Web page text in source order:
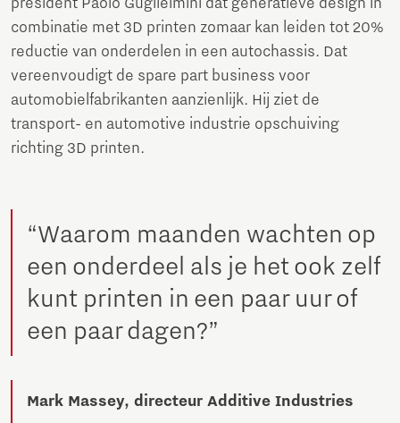
combinatie met 3D printen zomaar kan leiden tot 20%
reductie van onderdelen in een autochassis. Dat
vereenvoudigt de spare part business voor
automobielfabrikanten aanzienlijk. Hij ziet de
transport- en automotive industrie opschuiving
richting 3D printen.
“Waarom maanden wachten op
een onderdeel als je het ook zelf
kunt printen in een paar uur of
een paar dagen?”
Mark Massey, directeur Additive Industries